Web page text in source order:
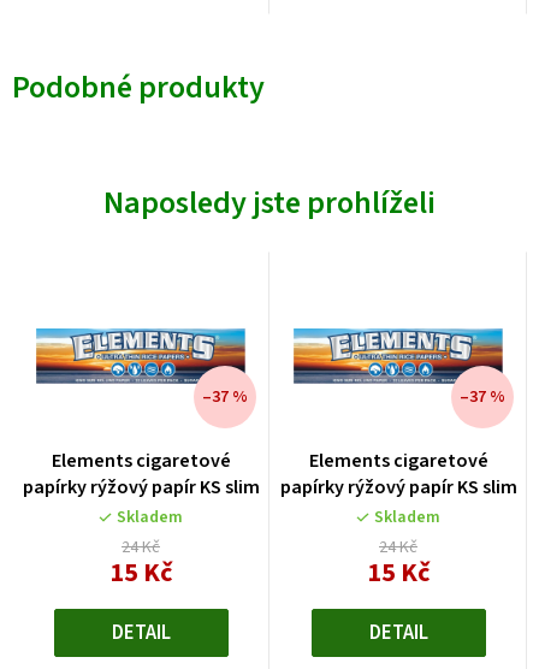
Podobné produkty
Naposledy jste prohlíželi
Elements cigaretové
papírky rýžový papír KS slim
Skladem
24 Kč
–37 %
15 KčMěrná
DETAIL
Elements cigaretové
papírky rýžový papír KS slim
Skladem
24 Kč
–37 %
15 KčMěrná
DETAIL